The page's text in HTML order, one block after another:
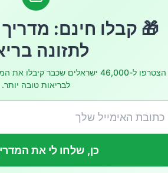
לתזונה
הצטרפו ל-46,000 ישראלים שכבר
לבריאות טובה יותר.
כן, שלחו לי את